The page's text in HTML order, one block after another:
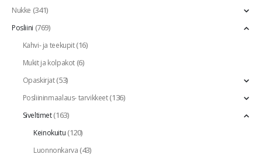
Nukke (341)
Posliini (769)
Kahvi- ja teekupit(16)
Mukit ja kolpakot(6)
Opaskirjat(53)
Posliininmaalaus- tarvikkeet(136)
Siveltimet(163)
Keinokuitu(120)
Luonnonkarva(43)